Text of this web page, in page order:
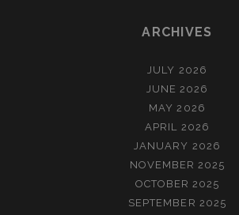
ARCHIVES
JULY 2026
JUNE 2026
MAY 2026
APRIL 2026
JANUARY 2026
NOVEMBER 2025
OCTOBER 2025
SEPTEMBER 2025